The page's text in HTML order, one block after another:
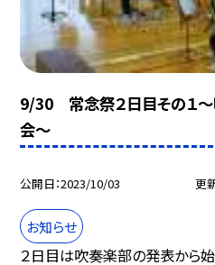
9/30 常念祭２日目その１〜
会〜
公開日 2023/10/03 更
お知らせ
２日目は吹奏楽部の発表から